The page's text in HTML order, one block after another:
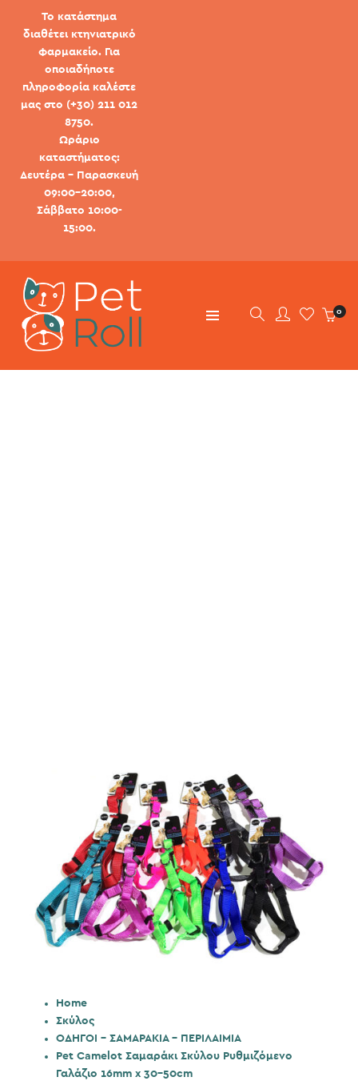
Το κατάστημα
διαθέτει κτηνιατρικό
φαρμακείο. Για
οποιαδήποτε
πληροφορία καλέστε
μας στο (+30) 211 012
8750.
Ωράριο
καταστήματος:
Δευτέρα - Παρασκευή
09:00-20:00,
Σάββατο 10:00-
15:00.
0
Home
Σκύλος
ΟΔΗΓΟΙ - ΣΑΜΑΡΑΚΙΑ - ΠΕΡΙΛΑΙΜΙΑ
Pet Camelot Σαμαράκι Σκύλου Ρυθμιζόμενο
Γαλάζιο 16mm x 30-50cm